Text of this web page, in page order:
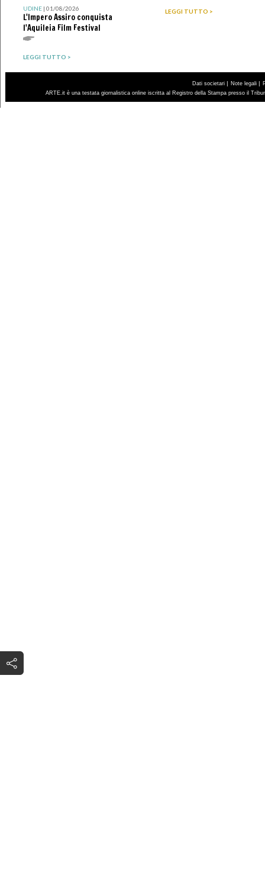
UDINE| 01/08/2026
L'Impero Assiro conquista
l'Aquileia Film Festival
LEGGI TUTTO >
LEGGI TUTTO >
Dati societari | Note legali |
ARTE.it è una testata giornalistica online iscritta al Registro della Stampa presso il